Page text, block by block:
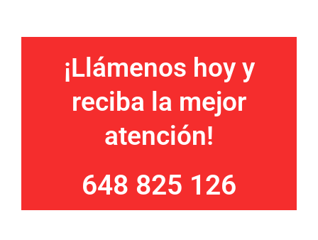
¡Llámenos hoy y
reciba la mejor
atención!
648 825 126